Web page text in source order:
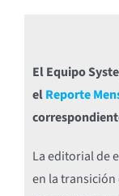
El Equipo
elReporte
La editorial de
en la transición